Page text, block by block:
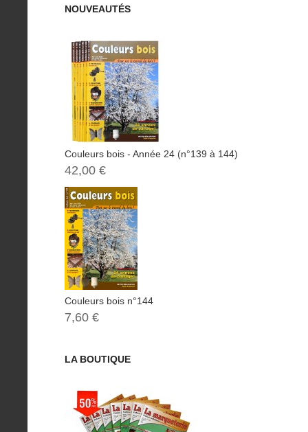
NOUVEAUTÉS
Couleurs bois - Année 24 (n°139 à 144)
42,00 €
Couleurs bois n°144
7,60 €
LA BOUTIQUE